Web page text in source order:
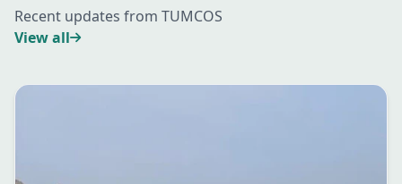
Recent updates from TUMCOS
View all